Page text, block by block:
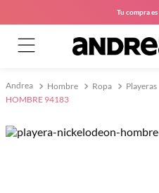
Tu compra es
Hombre Ropa Playeras
HOMBRE 94183